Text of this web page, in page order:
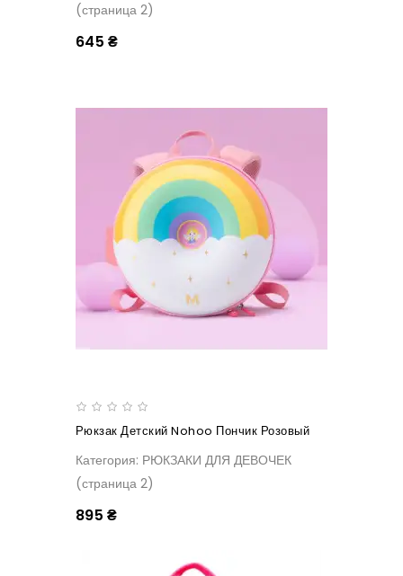
(страница 2)
645 ₴
Рюкзак Детский Nohoo Пончик Розовый
Категория: РЮКЗАКИ ДЛЯ ДЕВОЧЕК
(страница 2)
895 ₴